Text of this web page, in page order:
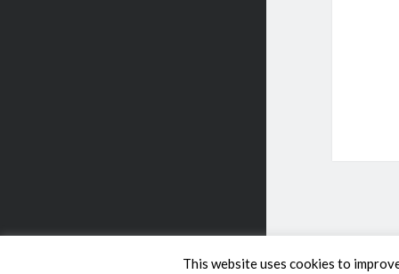
This website uses cookies to